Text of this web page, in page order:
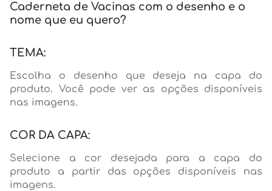
Caderneta de Vacinas com o desenho e o
nome que eu quero?
TEMA:
Escolha o desenho que deseja na capa do
produto. Você pode ver as opções disponíveis
nas imagens.
COR DA CAPA:
Selecione a cor desejada para a capa do
produto a partir das opções disponíveis nas
imagens.